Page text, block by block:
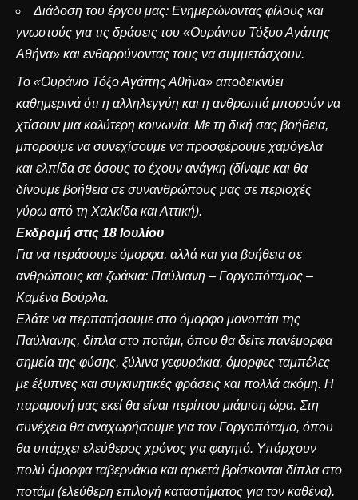
Διάδοση του έργου μας: Ενημερώνοντας φίλους και
γνωστούς για τις δράσεις του «Ουράνιου Τόξυο Αγάπης
Αθήνα» και ενθαρρύνοντας τους να συμμετάσχουν.
Το «Ουράνιο Τόξο Αγάπης Αθήνα» αποδεικνύει
καθημερινά ότι η αλληλεγγύη και η ανθρωπιά μπορούν να
χτίσουν μια καλύτερη κοινωνία. Με τη δική σας βοήθεια,
μπορούμε να συνεχίσουμε να προσφέρουμε χαμόγελα
και ελπίδα σε όσους το έχουν ανάγκη (δίναμε και θα
δίνουμε βοήθεια σε συνανθρώπους μας σε περιοχές
γύρω από τη Χαλκίδα και Αττική).
Εκδρομή στις 18 Ιουλίου
Για να περάσουμε όμορφα, αλλά και για βοήθεια σε
ανθρώπους και ζωάκια: Παύλιανη – Γοργοπόταμος –
Καμένα Βούρλα.
Ελάτε να περπατήσουμε στο όμορφο μονοπάτι της
Παύλιανης, δίπλα στο ποτάμι, όπου θα δείτε πανέμορφα
σημεία της φύσης, ξύλινα γεφυράκια, όμορφες ταμπέλες
με έξυπνες και συγκινητικές φράσεις και πολλά ακόμη. Η
παραμονή μας εκεί θα είναι περίπου μιάμιση ώρα. Στη
συνέχεια θα αναχωρήσουμε για τον Γοργοπόταμο, όπου
θα υπάρχει ελεύθερος χρόνος για φαγητό. Υπάρχουν
πολύ όμορφα ταβερνάκια και αρκετά βρίσκονται δίπλα στο
ποτάμι (ελεύθερη επιλογή καταστήματος για τον καθένα).